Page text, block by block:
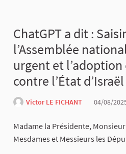
ChatGPT a dit :
l’Assemblée
urgent et
contre l’État d’Israël
Victor LE FICHANT 04/08/
Madame la Présidente,
Mesdames et Messieurs les